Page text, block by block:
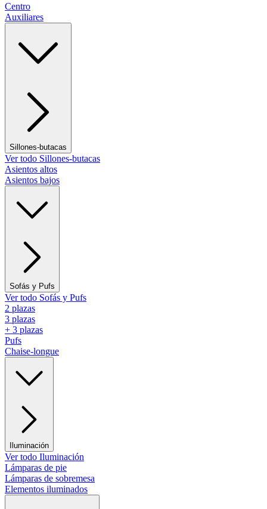
Centro
Auxiliares
Sillones-butacas
Ver todo Sillones-butacas
Asientos altos
Asientos bajos
Sofás y Pufs
Ver todo Sofás y Pufs
2 plazas
3 plazas
+ 3 plazas
Pufs
Chaise-longue
Iluminación
Ver todo Iluminación
Lámparas de pie
Lámparas de sobremesa
Elementos iluminados